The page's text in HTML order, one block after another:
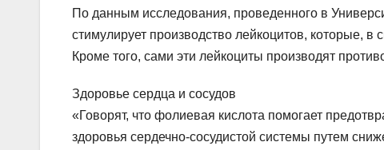
По данным исследования, проведенного в
стимулирует производство лейкоцитов, которые,
Кроме того, сами эти лейкоциты производят
Здоровье сердца и сосудов
«Говорят, что фолиевая кислота помогает
здоровья сердечно-сосудистой системы путем